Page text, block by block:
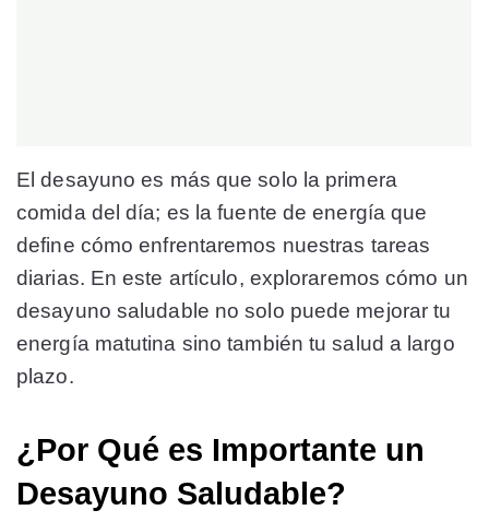
El desayuno es más que solo la primera
comida del día; es la fuente de energía que
define cómo enfrentaremos nuestras tareas
diarias. En este artículo, exploraremos cómo un
desayuno saludable no solo puede mejorar tu
energía matutina sino también tu salud a largo
plazo.
¿Por Qué es Importante un
Desayuno Saludable?